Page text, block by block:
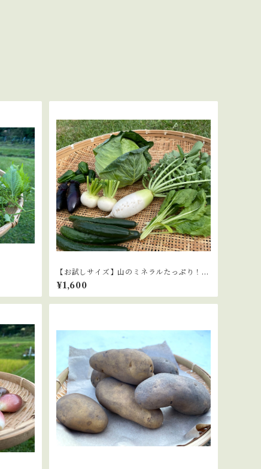
【お試しサイズ】山のミネラルたっぷり！ソ
ノちゃんのこだわり野菜セット
¥1,600